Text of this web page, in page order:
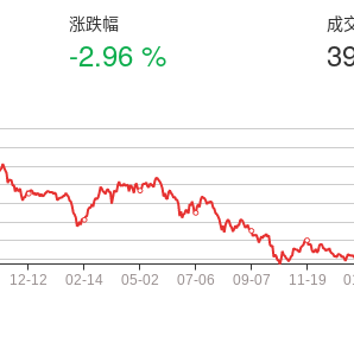
涨跌幅
-2.96 %
成